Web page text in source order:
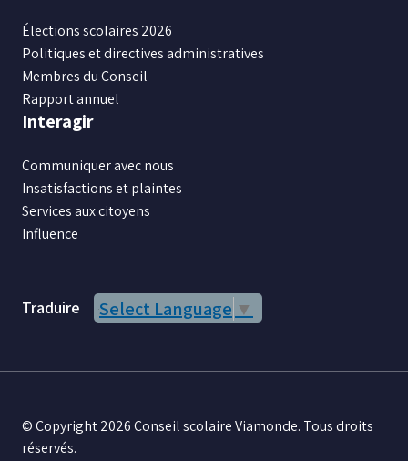
Élections scolaires 2026
Politiques et directives administratives
Membres du Conseil
Rapport annuel
Interagir
Communiquer avec nous
Insatisfactions et plaintes
Services aux citoyens
Influence
Traduire Select Language ▼
© Copyright 2026 Conseil scolaire Viamonde. Tous droits
réservés.